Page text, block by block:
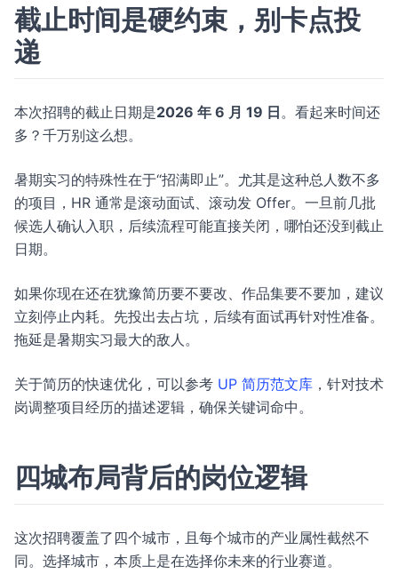
截止时间是硬约束，别卡点投
递
本次招聘的截止日期是2026 年 6 月 19 日。看起来时间还
多？千万别这么想。
暑期实习的特殊性在于“招满即止”。尤其是这种总人数不多
的项目，HR 通常是滚动面试、滚动发 Offer。一旦前几批
候选人确认入职，后续流程可能直接关闭，哪怕还没到截止
日期。
如果你现在还在犹豫简历要不要改、作品集要不要加，建议
立刻停止内耗。先投出去占坑，后续有面试再针对性准备。
拖延是暑期实习最大的敌人。
关于简历的快速优化，可以参考 UP 简历范文库 ，针对技术
岗调整项目经历的描述逻辑，确保关键词命中。
四城布局背后的岗位逻辑
这次招聘覆盖了四个城市，且每个城市的产业属性截然不
同。选择城市，本质上是在选择你未来的行业赛道。